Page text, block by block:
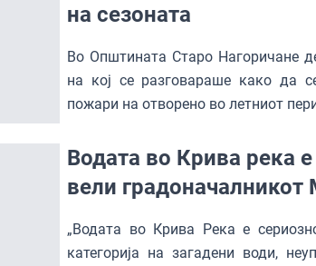
на сезоната
Во Општината Старо Нагоричане
на кој се разговараше како да
пожари на отворено во летниот
Водата во Крива река
вели градоначалникот
„Водата во Крива Река е
категорија на загадени води,